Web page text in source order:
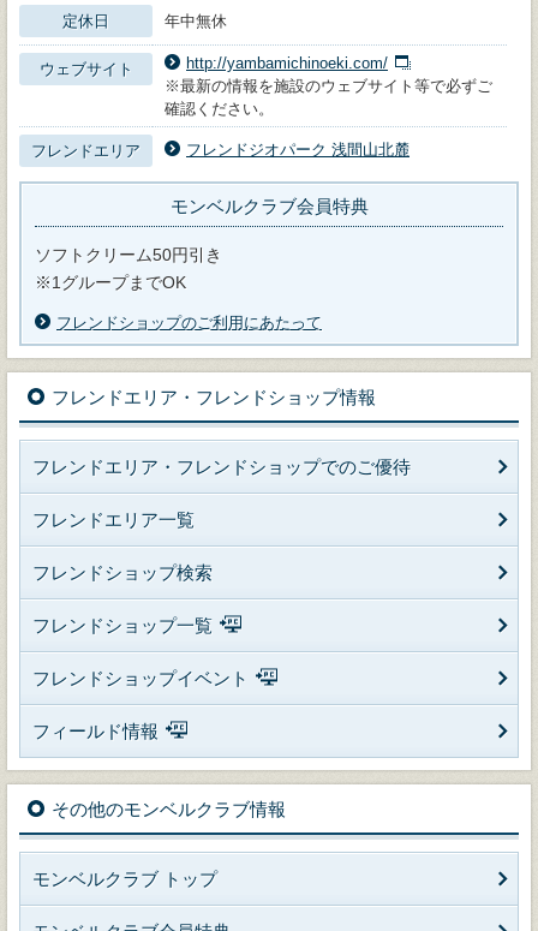
定休日 年中無休
ウェブサイト
http://yambamichinoeki.com/
※最新の情報を施設のウェブサイト等で必ずご
確認ください。
フレンドエリア フレンドジオパーク 浅間山北麓
モンベルクラブ会員特典
ソフトクリーム50円引き
※1グループまでOK
フレンドショップのご利用にあたって
フレンドエリア・フレンドショップ情報
フレンドエリア・フレンドショップでのご優待
フレンドエリア一覧
フレンドショップ検索
フレンドショップ一覧
フレンドショップイベント
フィールド情報
その他のモンベルクラブ情報
モンベルクラブ トップ